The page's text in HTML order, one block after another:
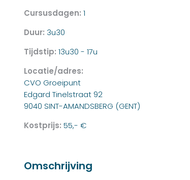
Cursusdagen: 1
Duur: 3u30
Tijdstip: 13u30 - 17u
Locatie/adres:
CVO Groeipunt
Edgard Tinelstraat 92
9040 SINT-AMANDSBERG (GENT)
Kostprijs: 55,- €
Omschrijving